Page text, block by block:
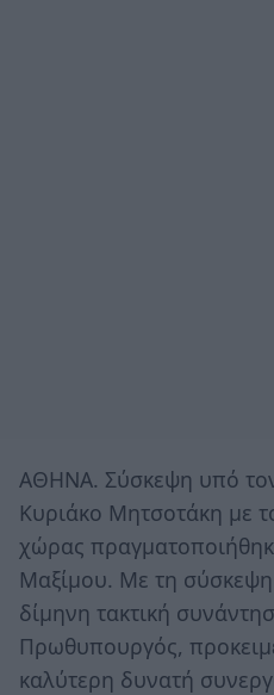
AΘΗΝΑ. Σύσκεψη υπό
Κυριάκο Μητσοτάκη με
χώρας
Μαξίμου. Με τη σύσκεψη
δίμηνη τακτική
Πρωθυπουργός,
καλύτερη δυνατή